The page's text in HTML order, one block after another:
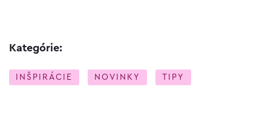
Kategórie:
INŠPIRÁCIE NOVINKY TIPY